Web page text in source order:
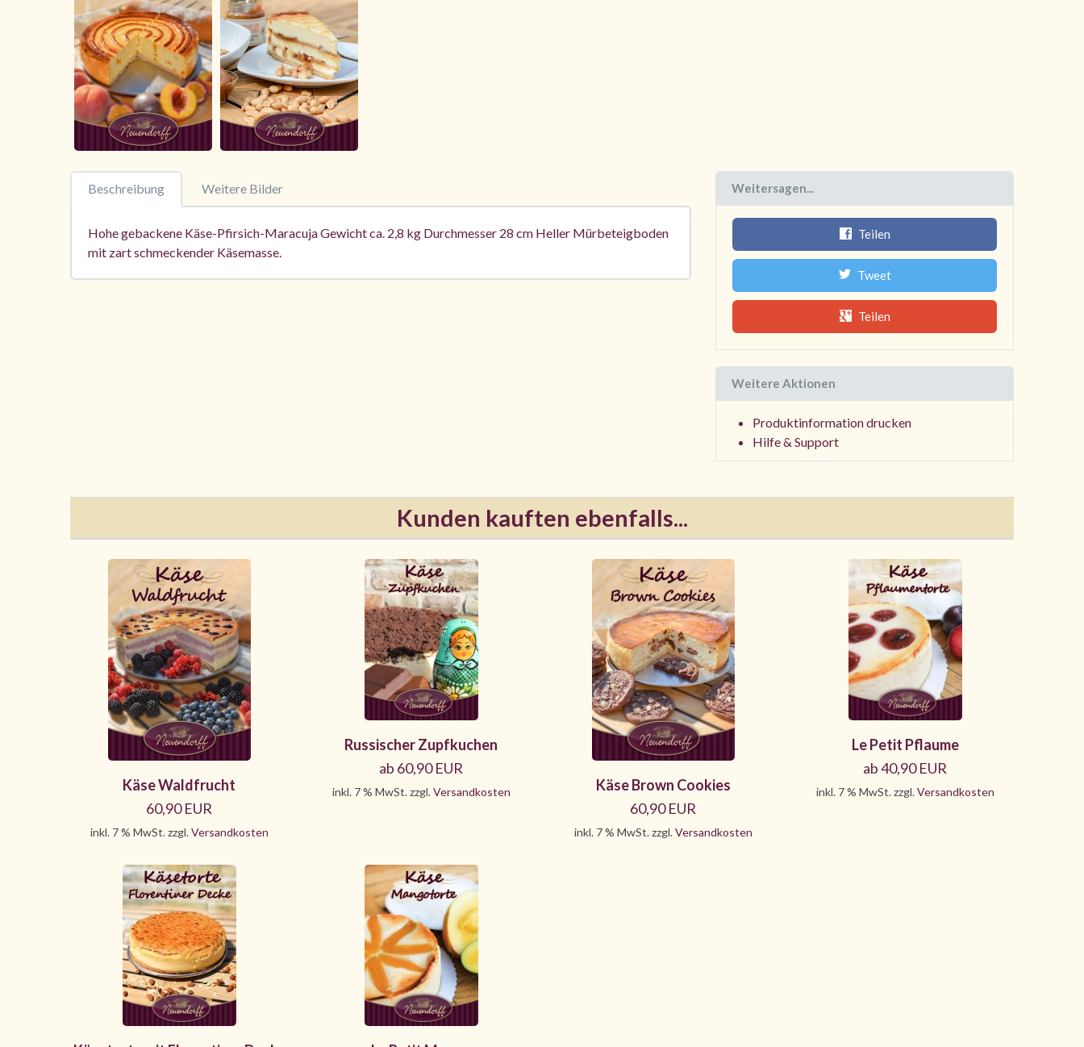
Beschreibung Weitere Bilder
Hohe gebackene Käse-Pfirsich-Maracuja Gewicht ca. 2,8 kg Durchmesser 28 cm Heller Mürbeteigboden
mit zart schmeckender Käsemasse.
Weitersagen...
Teilen
Tweet
Teilen
Weitere Aktionen
Produktinformation drucken
Hilfe & Support
Kunden kauften ebenfalls...
Käse Waldfrucht
60,90 EUR
inkl. 7 % MwSt. zzgl.Versandkosten
Russischer Zupfkuchen
ab 60,90 EUR
inkl. 7 % MwSt. zzgl.Versandkosten
Käse Brown Cookies
60,90 EUR
inkl. 7 % MwSt. zzgl.Versandkosten
Le Petit Pflaume
ab 40,90 EUR
inkl. 7 % MwSt. zzgl.Versandkosten